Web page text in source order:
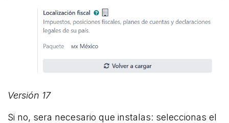
Versión 17
Si no, sera necesario que instalas: seleccionas el